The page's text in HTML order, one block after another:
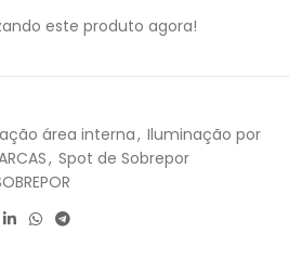
R$
este produto agora!
área interna, Iluminação por
, Spot de Sobrepor